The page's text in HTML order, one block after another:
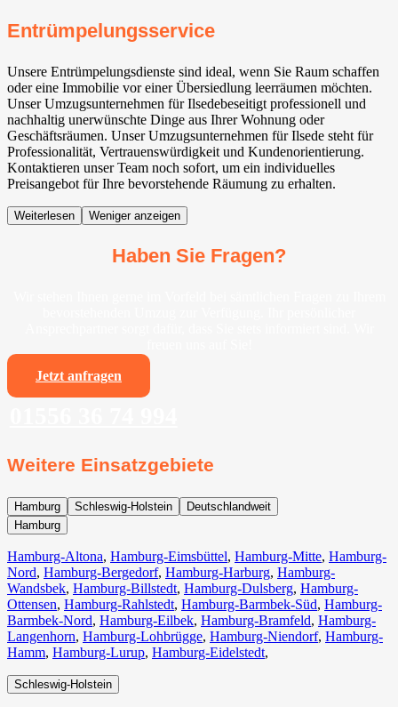
Entrümpelungsservice
Unsere Entrümpelungsdienste sind ideal, wenn Sie Raum schaffen
oder eine Immobilie vor einer Übersiedlung leerräumen möchten.
Unser Umzugsunternehmen für Ilsede⁠beseitigt professionell und
nachhaltig unerwünschte Dinge aus Ihrer Wohnung oder
Geschäftsräumen. Unser Umzugsunternehmen für Ilsede⁠ steht für
Professionalität, Vertrauenswürdigkeit und Kundenorientierung.
Kontaktieren unser Team noch sofort, um ein individuelles
Preisangebot für Ihre bevorstehende Räumung zu erhalten.
Weiterlesen Weniger anzeigen
Haben Sie Fragen?
Jetzt anfragen
Weitere Einsatzgebiete
Hamburg Schleswig-Holstein
Deutschlandweit
Hamburg
Hamburg-Altona, Hamburg-Eimsbüttel, Hamburg-Mitte, Hamburg-
Nord, Hamburg-Bergedorf, Hamburg-Harburg, Hamburg-
Wandsbek, Hamburg-Billstedt, Hamburg-Dulsberg, Hamburg-
Ottensen, Hamburg-Rahlstedt, Hamburg-Barmbek-Süd, Hamburg-
Barmbek-Nord, Hamburg-Eilbek, Hamburg-Bramfeld, Hamburg-
Langenhorn, Hamburg-Lohbrügge, Hamburg-Niendorf, Hamburg-
Hamm, Hamburg-Lurup, Hamburg-Eidelstedt,
Schleswig-Holstein